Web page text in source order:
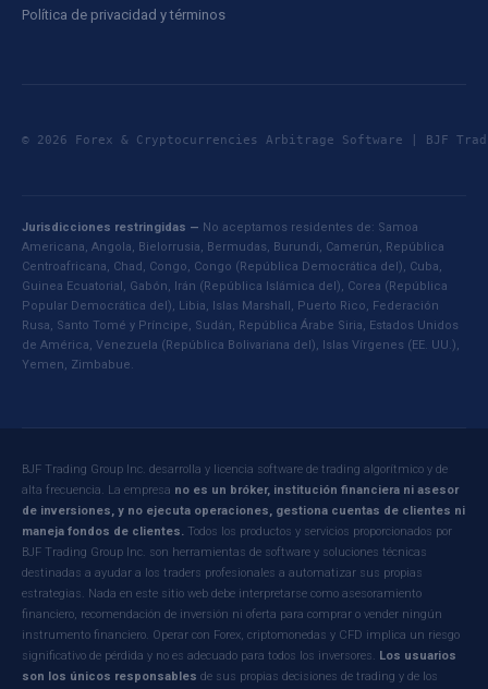
Política de privacidad y términos
© 2026 Forex & Cryptocurrencies Arbitrage Software |
Jurisdicciones restringidas — No aceptamos residentes de: Samoa
Americana, Angola, Bielorrusia, Bermudas, Burundi, Camerún, República
Centroafricana, Chad, Congo, Congo (República Democrática del), Cuba,
Guinea Ecuatorial, Gabón, Irán (República Islámica del), Corea (República
Popular Democrática del), Libia, Islas Marshall, Puerto Rico, Federación
Rusa, Santo Tomé y Príncipe, Sudán, República Árabe Siria, Estados Unidos
de América, Venezuela (República Bolivariana del), Islas Vírgenes (EE. UU.),
Yemen, Zimbabue.
BJF Trading Group Inc. desarrolla y licencia software de trading algorítmico y de
alta frecuencia. La empresa no es un bróker, institución financiera ni asesor
de inversiones, y no ejecuta operaciones, gestiona cuentas de clientes ni
maneja fondos de clientes. Todos los productos y servicios proporcionados por
BJF Trading Group Inc. son herramientas de software y soluciones técnicas
destinadas a ayudar a los traders profesionales a automatizar sus propias
estrategias. Nada en este sitio web debe interpretarse como asesoramiento
financiero, recomendación de inversión ni oferta para comprar o vender ningún
instrumento financiero. Operar con Forex, criptomonedas y CFD implica un riesgo
significativo de pérdida y no es adecuado para todos los inversores. Los usuarios
son los únicos responsables de sus propias decisiones de trading y de los